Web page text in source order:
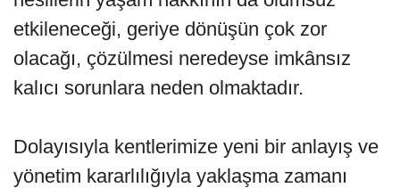
etkileneceği, geriye dönüşün çok zor
olacağı, çözülmesi neredeyse imkânsız
kalıcı sorunlara neden olmaktadır.
Dolayısıyla kentlerimize yeni bir anlayış ve
yönetim kararlılığıyla yaklaşma zamanı